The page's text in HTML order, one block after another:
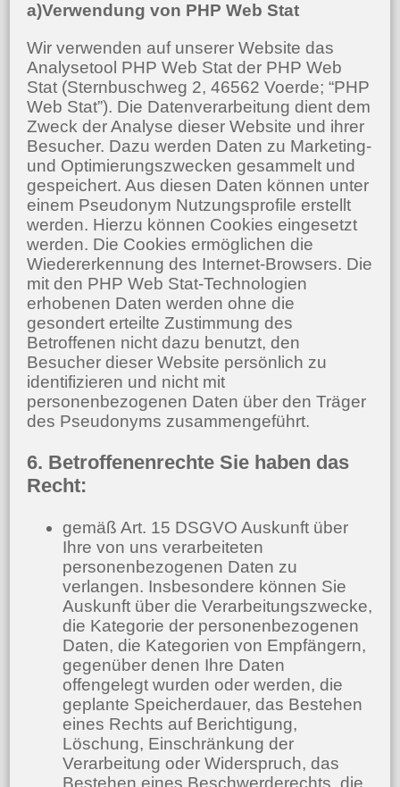
a)Verwendung von PHP Web Stat
Wir verwenden auf unserer Website das
Analysetool PHP Web Stat der PHP Web
Stat (Sternbuschweg 2, 46562 Voerde; “PHP
Web Stat”). Die Datenverarbeitung dient dem
Zweck der Analyse dieser Website und ihrer
Besucher. Dazu werden Daten zu Marketing-
und Optimierungszwecken gesammelt und
gespeichert. Aus diesen Daten können unter
einem Pseudonym Nutzungsprofile erstellt
werden. Hierzu können Cookies eingesetzt
werden. Die Cookies ermöglichen die
Wiedererkennung des Internet-Browsers. Die
mit den PHP Web Stat-Technologien
erhobenen Daten werden ohne die
gesondert erteilte Zustimmung des
Betroffenen nicht dazu benutzt, den
Besucher dieser Website persönlich zu
identifizieren und nicht mit
personenbezogenen Daten über den Träger
des Pseudonyms zusammengeführt.
6. Betroffenenrechte Sie haben das
Recht:
gemäß Art. 15 DSGVO Auskunft über
Ihre von uns verarbeiteten
personenbezogenen Daten zu
verlangen. Insbesondere können Sie
Auskunft über die Verarbeitungszwecke,
die Kategorie der personenbezogenen
Daten, die Kategorien von Empfängern,
gegenüber denen Ihre Daten
offengelegt wurden oder werden, die
geplante Speicherdauer, das Bestehen
eines Rechts auf Berichtigung,
Löschung, Einschränkung der
Verarbeitung oder Widerspruch, das
Bestehen eines Beschwerderechts, die